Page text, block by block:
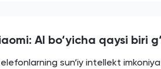
AI bo‘yicha qaysi biri
sun‘iy intellekt